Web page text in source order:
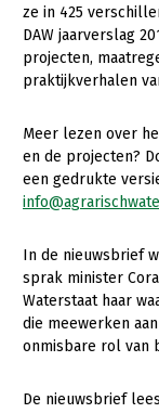
Natuur,
Bodem en
Mens,
Internationaal
Dier
Biologische
Kalverhouderij
ze in 425
DAW jaarverslag
projecten,
praktijkverhalen
Meer lezen over
en de projecten?
een gedrukte
In de nieuwsbrief
sprak minister
Waterstaat haar
die meewerken
onmisbare rol van
De nieuwsbrief